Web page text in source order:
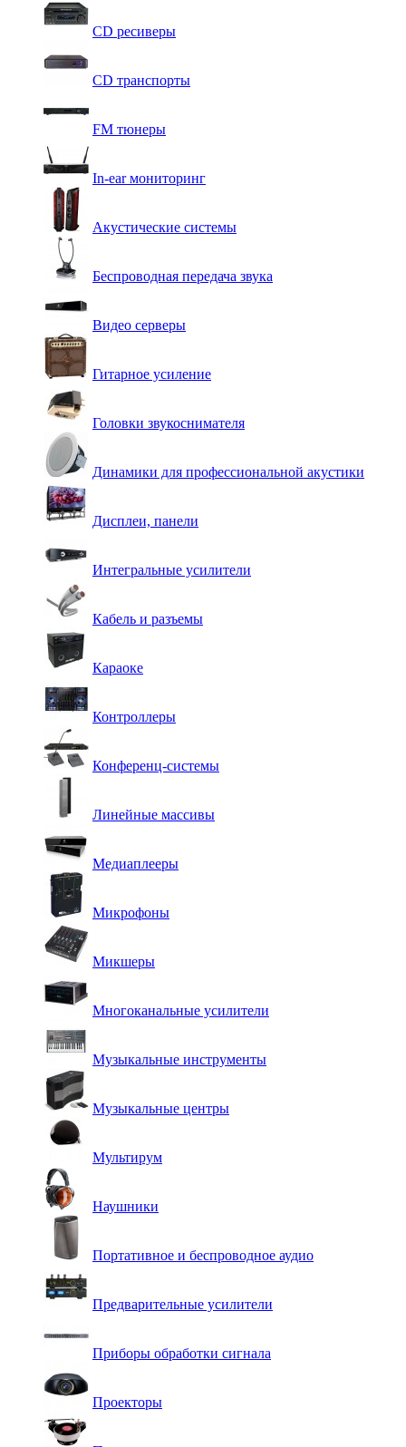
CD ресиверы
CD транспорты
FM тюнеры
In-ear мониторинг
Акустические системы
Беспроводная передача звука
Видео серверы
Гитарное усиление
Головки звукоснимателя
Динамики для профессиональной акустики
Дисплеи, панели
Интегральные усилители
Кабель и разъемы
Караоке
Контроллеры
Конференц-системы
Линейные массивы
Медиаплееры
Микрофоны
Микшеры
Многоканальные усилители
Музыкальные инструменты
Музыкальные центры
Мультирум
Наушники
Портативное и беспроводное аудио
Предварительные усилители
Приборы обработки сигнала
Проекторы